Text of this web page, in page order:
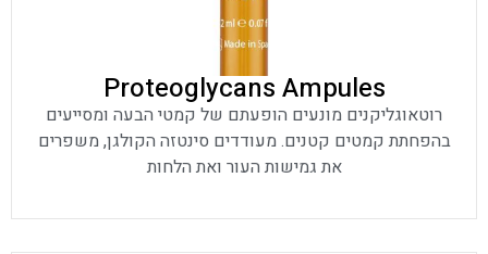
Proteoglycans Ampules
רוטאוגליקנים מונעים הופעתם של קמטי הבעה ומסייעים
בהפחתת קמטים קטנים. מעודדים סינטזה הקולגן, משפרים
את גמישות העור ואת הלחות